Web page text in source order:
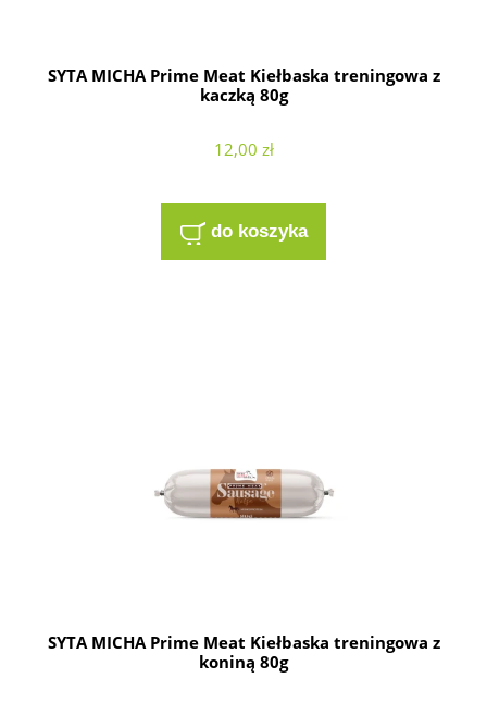
SYTA MICHA Prime Meat Kiełbaska treningowa z
kaczką 80g
12,00 zł
do koszyka
SYTA MICHA Prime Meat Kiełbaska treningowa z
koniną 80g